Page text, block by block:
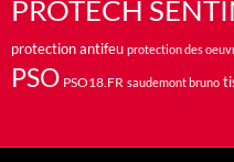
PROTECH
protection antifeu protection des
PSO PSO18.FR saudemont bruno